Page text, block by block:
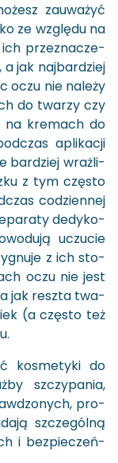
za­uwa­żyć
ze wzglę­du na
ich prze­zna­cze­
jak naj­bar­dziej
oczu nie na­le­ży
do twa­rzy czy
na kre­mach do
apli­ka­cji
bar­dziej wraż­li­
z tym czę­sto
co­dzien­nej
de­dy­ko­
uczu­cie
z ich sto­
oczu nie jest
jak resz­ta twa­
(a czę­sto też
ko­sme­ty­ki do
szczy­pa­nia,
pro­
szcze­gól­ną
i bez­pie­czeń­